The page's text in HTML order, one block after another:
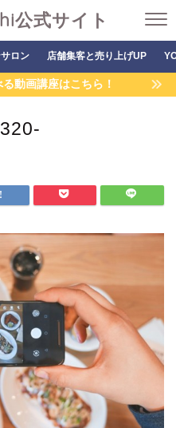
公式サイト
ロン 店舗集客と売り上げUP
動画講座はこちら！